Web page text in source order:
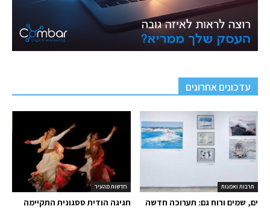
עדכונים אחרונים
חדשות מהעיר
חגיגה הודית ססגונית התקיימה
תרבות ואמנות
ים, שמים ורוח גם: תערוכה חדשה